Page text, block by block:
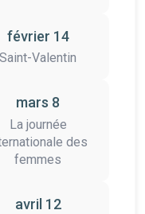
février 14
Saint-Valentin
mars 8
La journée
des
femmes
avril 12